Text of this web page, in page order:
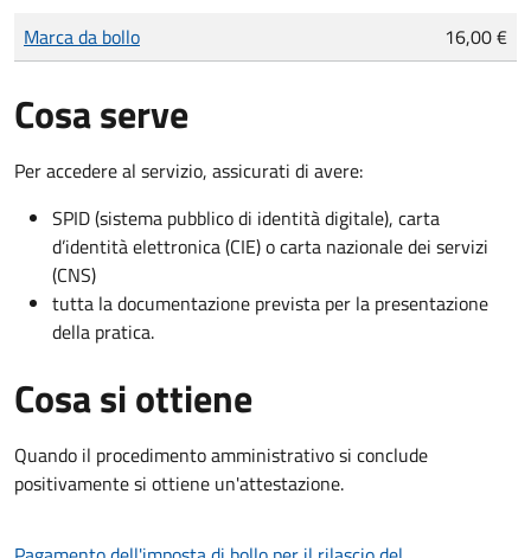
Tipo di pagamento
Importo
Marca da bollo 16,00 €
Cosa serve
Per accedere al servizio, assicurati di avere:
SPID (sistema pubblico di identità digitale), carta
d’identità elettronica (CIE) o carta nazionale dei servizi
(CNS)
tutta la documentazione prevista per la presentazione
della pratica.
Cosa si ottiene
Quando il procedimento amministrativo si conclude
positivamente si ottiene un'attestazione.